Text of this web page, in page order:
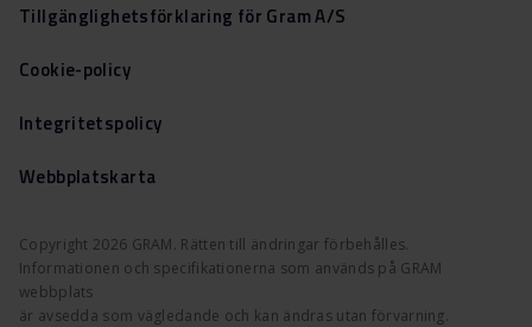
Copyright 2026 GRAM. Rätten till ändringar förbehålles.
Informationen och specifikationerna som används på GRAM
webbplats
är avsedda som vägledande och kan ändras utan förvarning.
Tillgänglighetsförklaring för Gram A/S
Cookie-policy
Integritetspolicy
Webbplatskarta